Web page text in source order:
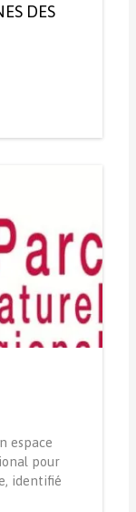
DES
espace
pour
identifié